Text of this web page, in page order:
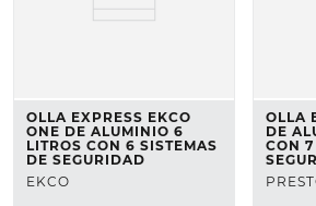
OLLA EXPRESS EKCO
ONE DE ALUMINIO 6
LITROS CON 6 SISTEMAS
DE SEGURIDAD
EKCO
OLLA
DE
CON